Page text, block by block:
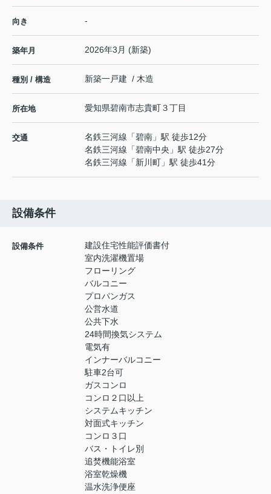
向き -
築年月 2026年3月 (新築)
種別 / 構造 新築一戸建 / 木造
所在地 愛知県碧南市志貴町３丁目
交通 名鉄三河線 「碧南 」駅 徒歩12分
名鉄三河線 「碧南中央 」駅 徒歩27分
名鉄三河線 「新川町 」駅 徒歩41分
設備条件
設備条件
建設住宅性能評価書付
室内洗濯機置場
フローリング
バルコニー
プロパンガス
公営水道
公共下水
24時間換気システム
電気有
インナーバルコニー
駐車2台可
ガスコンロ
コンロ２口以上
システムキッチン
対面式キッチン
コンロ３口
バス・トイレ別
追焚機能浴室
浴室乾燥機
温水洗浄便座